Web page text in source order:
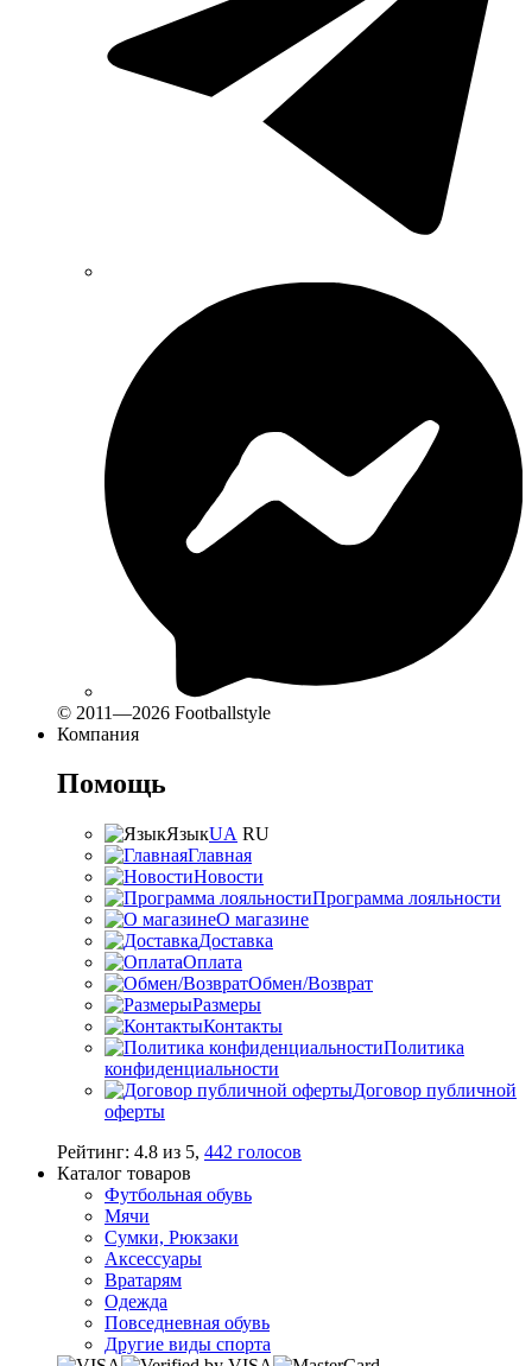
© 2011—2026 Footballstyle
Компания
Помощь
ЯзыкUA RU
Главная
Новости
Программа лояльности
О магазине
Доставка
Оплата
Обмен/Возврат
Размеры
Контакты
Политика
конфиденциальности
Договор публичной
оферты
Рейтинг: 4.8 из 5, 442 голосов
Каталог товаров
Футбольная обувь
Мячи
Сумки, Рюкзаки
Аксессуары
Вратарям
Одежда
Повседневная обувь
Другие виды спорта